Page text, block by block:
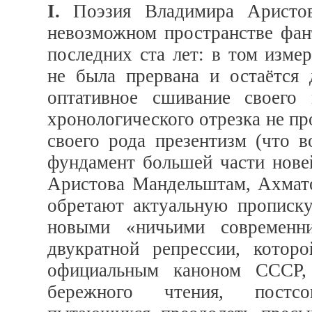
I. Поэзия Владимира
невозможном пространстве
последних ста лет: в том
не была прервана и
оптативное сшивание
хронологического отрезка не
своего рода презентизм (что
фундамент большей части
Аристова Мандельштам,
обретают актуальную
новыми «ничьими
двукратной репрессии,
официальным каноном
бережного чтения,